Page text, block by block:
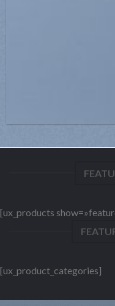
[ux_products
[ux_product_categories]